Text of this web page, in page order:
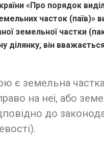
«Про порядок
часток (паїв)»
земельної частки
ділянку, він
є земельна
на неї, або
до